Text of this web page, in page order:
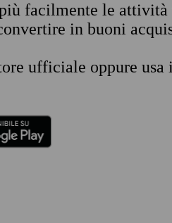
facilmente le attività
in buoni
ufficiale oppure usa